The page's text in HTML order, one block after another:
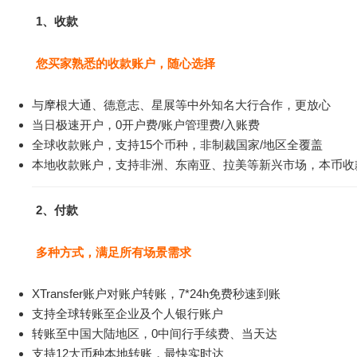
1、收款
您买家熟悉的收款账户，随心选择
与摩根大通、德意志、星展等中外知名大行合作，更放心
当日极速开户，0开户费/账户管理费/入账费
全球收款账户，支持15个币种，非制裁国家/地区全覆盖
本地收款账户，支持非洲、东南亚、拉美等新兴市场，本币
2、付款
多种方式，满足所有场景需求
XTransfer账户对账户转账，7*24h免费秒速到账
支持全球转账至企业及个人银行账户
转账至中国大陆地区，0中间行手续费、当天达
支持12大币种本地转账，最快实时达